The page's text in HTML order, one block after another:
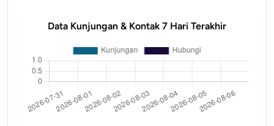
Data Kunjungan & Kontak 7 Hari Terakhir